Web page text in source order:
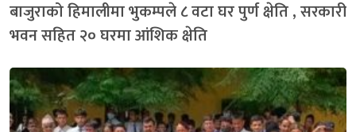
बाजुराको हिमालीमा भुकम्पले ८ वटा घर पुर्ण क्षेति , सरकारी
भवन सहित २० घरमा आंशिक क्षेति